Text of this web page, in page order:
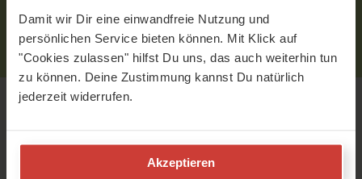
Damit wir Dir eine einwandfreie Nutzung und
persönlichen Service bieten können. Mit Klick auf
"Cookies zulassen" hilfst Du uns, das auch weiterhin tun
zu können. Deine Zustimmung kannst Du natürlich
jederzeit widerrufen.
Akzeptieren